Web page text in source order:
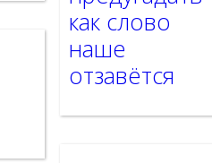
как слово
наше
отзавётся